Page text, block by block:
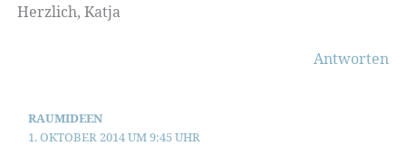
Herzlich, Katja
Antworten
RAUMIDEEN
1. OKTOBER 2014 UM 9:45 UHR